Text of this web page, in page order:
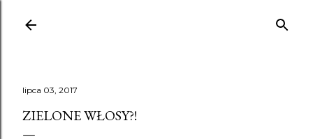
Przejdź do
lipca 03, 2017
ZIELONE WŁOSY?!